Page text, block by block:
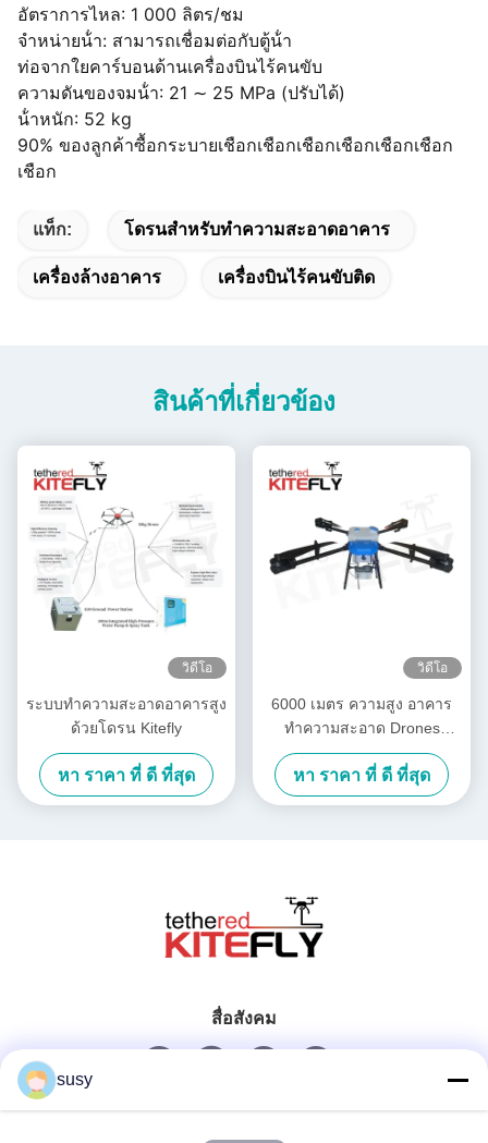
อัตราการไหล: 1 000 ลิตร/ชม
จําหน่ายน้ํา: สามารถเชื่อมต่อกับตู้น้ํา
ท่อจากใยคาร์บอนด้านเครื่องบินไร้คนขับ
ความดันของจมน้ํา: 21 ∼ 25 MPa (ปรับได้)
น้ําหนัก: 52 kg
90% ของลูกค้าซื้อกระบายเชือกเชือกเชือกเชือกเชือกเชือก
เชือก
แท็ก: โดรนสำหรับทำความสะอาดอาคาร
เครื่องล้างอาคาร เครื่องบินไร้คนขับติด
สินค้าที่เกี่ยวข้อง
วิดีโอ
ระบบทำความสะอาดอาคารสูง
ด้วยโดรน Kitefly
หา ราคา ที่ ดี ที่สุด
วิดีโอ
6000 เมตร ความสูง อาคาร
ทําความสะอาด Drones
พลังงานล้าง Drone SF-90X-
150 Kitefly
หา ราคา ที่ ดี ที่สุด
สื่อสังคม
ติดต่อเร็ว
susy